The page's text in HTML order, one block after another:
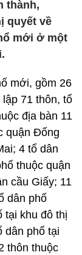
thành,
quyết về
mới ở một
mới, gồm 26
71 thôn, tổ
địa bàn 11
quận Đống
4 tổ dân
thuộc quận
cầu Giấy; 11
dân phố
tại khu đô thị
dân phố tại
thôn thuộc